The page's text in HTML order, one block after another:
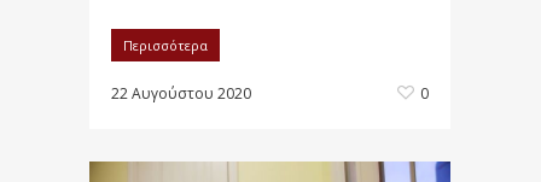
Περισσότερα
22 Αυγούστου 2020 0